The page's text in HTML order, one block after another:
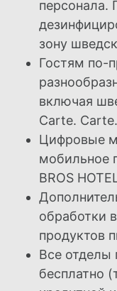
персонала.
зону
Гостям по-
включая
Carte. Carte.
Цифровые
мобильное
BROS
обработки
продуктов
Все отделы
бесплатно